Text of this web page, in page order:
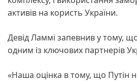
активів на користь України.
Девід Ламмі запевнив у тому,
одним із ключових партнерів
«Наша оцінка в тому, що Путін